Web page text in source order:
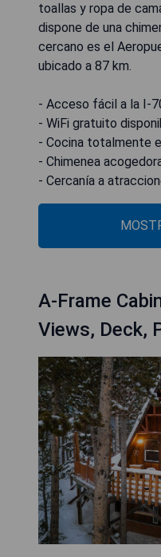
toallas y ropa de
dispone de una
cercano es el
ubicado a 87 km.
- Acceso fácil a la I-
- WiFi gratuito
- Cocina totalmente
- Chimenea
- Cercanía a
A-Frame
Views, Deck,